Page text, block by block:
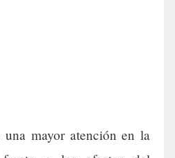
una mayor atención en la